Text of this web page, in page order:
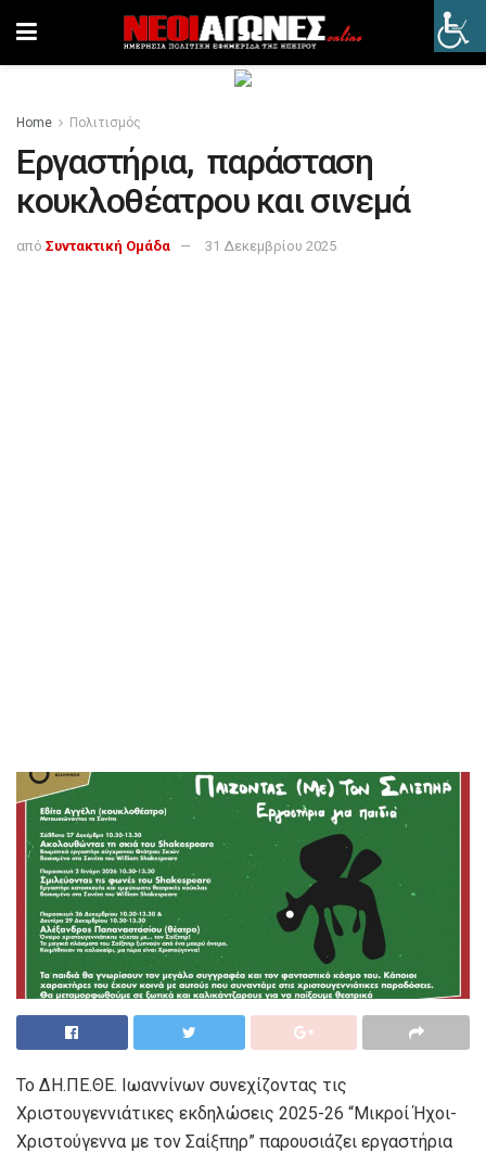
Home Πολιτισμός
Εργαστήρια, παράσταση
κουκλοθέατρου και σινεμά
από Συντακτική Ομάδα 31 Δεκεμβρίου 2025
Το ΔΗ.ΠΕ.ΘΕ. Ιωαννίνων συνεχίζοντας τις
Χριστουγεννιάτικες εκδηλώσεις 2025-26 “Μικροί Ήχοι-
Χριστούγεννα με τον Σαίξπηρ” παρουσιάζει εργαστήρια